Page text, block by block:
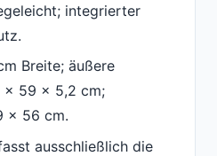
integrierter
Breite; äußere
x 59 x 5,2 cm;
x 56 cm.
ausschließlich die